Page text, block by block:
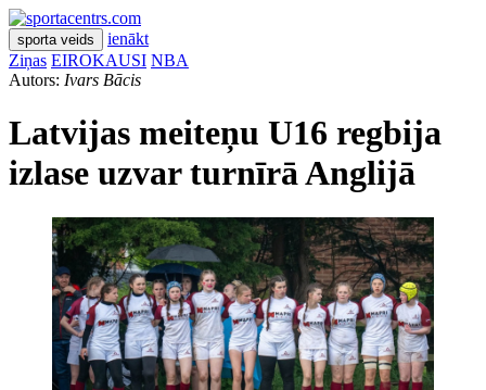
sporta veids
ienākt
Ziņas EIROKAUSI NBA
Autors: Ivars Bācis
Latvijas meiteņu U16 regbija
izlase uzvar turnīrā Anglijā